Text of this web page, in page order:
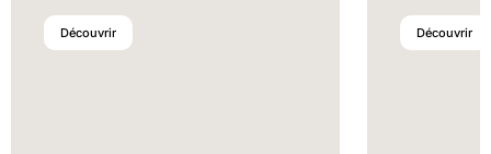
Découvrir Découvrir